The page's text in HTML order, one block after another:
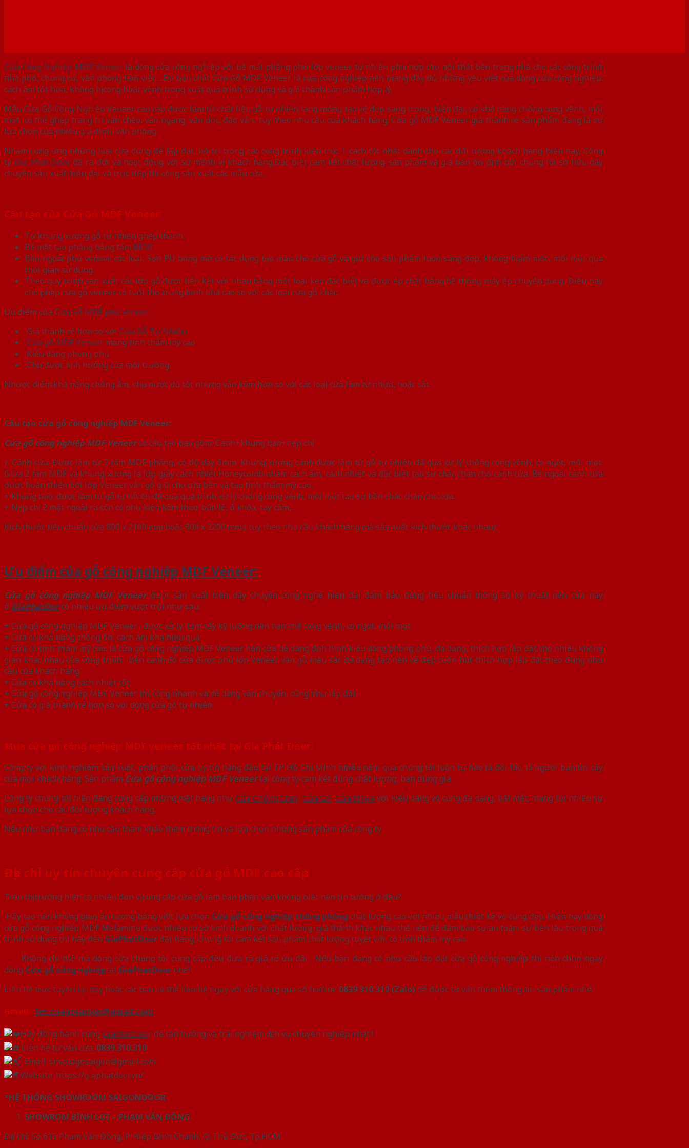
Cửa Công Nghiệp MDF Veneerlà dòng cửa công nghiệp với bề mặt phẳng phủ lớp veneer tự nhiên phù hợp cho nội thất bên trong nhà cho các công trình
nhà phố, chung cư, văn phòng làm việc….Do bản chất Cửa Gỗ MDF Veneer là cửa công nghiệp nên mang đầy đủ những yêu việt của dòng cửa công nghiệp:
cách âm tốt hơn, không bị cong hoặc vênh trong xuất quá trình sử dụng và giá thành sản phẩm hợp lý.
Mẫu Cửa Gỗ Công Nghiệp Veneer cao cấp được làm từ chất liệu gỗ tự nhiên lạng mỏng tạo vẻ đẹp sang trọng, hiện đại, có khả năng chống cong vênh, mối
mọt, có thể ghép trang trí vân chéo, vân ngang, vân dọc, đảo vân.. tùy theo nhu cầu của khách hàng. Cửa gỗ MDF Veneer giá thành rẻ sản phẩm đang là sự
lựa chọn của nhiều gia đình, văn phòng.
Nhằm cung ứng những loại cửa dùng để lắp đặt, bố trí trong các công trình kiến trúc 1 cách tốt nhất dành cho các đối tượng khách hàng hiện nay, Công
ty Gia Phát Doorđã ra đời và hoạt động với sứ mệnh vì khách hàng.Đặc biệt cam kết chất lượng sản phẩm và giá bán ổn định bởi chúng tôi sở hữu dây
chuyền sản xuất hiện đại và trực tiếp thi công sản xuất các mẫu cửa.
Cấu tạo của Cửa Gỗ MDF Veneer:
Từ khung xương gỗ tự nhiên ghép thanh.
Bề mặt tạo phẳng bằng tấm MDF.
Bên ngoài phủ veneer các loại. Sơn PU bóng mờ có tác dụng tạo màu cho cửa gỗ và giữ cho sản phẩm luôn sáng đẹp, không bị ẩm mốc, mối mọt qua
thời gian sử dụng.
Theo quy trình sản xuất các lớp gỗ được liên kết với nhau bằng một loại keo đặc biệt và được ép chặt bằng hệ thống máy ép chuyên dụng. Điều này
cho phép cửa gỗ veneer có tuổi thọ trung bình khá cao so với các loại cửa gỗ khác.
Ưu điểm của Cửa Gỗ MDF phủ veneer:
Giá thành rẻ hơn so với Cửa Gỗ Tự Nhiên
Cửa gỗ MDF Veneer mang tính thẩm mỹ cao
Kiểu dáng phong phú
Chịu được ảnh hưởng của môi trường
Nhược điểm:khả năng chống ẩm, chịu nước dù tốt nhưng vẫn kém hơn so với các loại cửa làm từ nhựa, hoặc sắt.
Cấu tạo cửa gỗ công nghiệp MDF Veneer:
Cửa gỗ công nghiệp MDF Veneercó cấu tạo bao gồm: Cánh+khung bao+nẹp chỉ
+ Cánh cửa: Được làm từ 2 tấm MDF phẳng, có độ dày 6mm. Khung xương cánh được làm từ gỗ tự nhiên đã qua xử lý chống cong vênh, co ngót, mối mọt.
Giữa 2 tấm MDF và khung xương là lớp giấy cách nhiệt Honeycomb nhằm cách âm, cách nhiệt và đặc biệt tạo sự chắc chắn cho cánh cửa. Bề ngoài cánh cửa
được hoàn thiện bởi lớp Veneer vân gỗ giữ cho cửa bền và tạo tính thẩm mỹ cao.
+ Khung bao: được làm từ gỗ tự nhiên đã qua quá trình xử lý chống cong vênh, mối mọt tạo sự bền chắc chắn cho cửa.
+ Nẹp chỉ 2 mặt ngoài ra còn có phụ kiện kèm theo: bản lề, ổ khóa, tay cầm,…
Kích thước tiêu chuẩn cửa 800 x 2100 mm hoặc 900 x 2200 mm ( tùy theo nhu cầu khách hàng mà sản xuất kích thước khác nhau)
Ưu điểm của gỗ công nghiệp MDF Veneer:
Cửa gỗ công nghiệp MDF Veneerđược sản xuất trên dây chuyền công nghệ hiện đại đảm bảo đúng tiêu chuẩn thông số kỹ thuật nên cửa này
ở GiaPhatDorcó nhiều ưu điểm vượt trội như sau:
+ Cửa gỗ công nghiệp MDF Veneer : được xử lý, tẩm sấy kỹ lưỡng nên hạn chế cong vênh, co ngót, mối mọt
+ Cửa có khả năng chống ồn, cách âm khá hiệu quả
+ Cửa có tính thẩm mỹ cao: là cửa gỗ công nghiệp MDF Veneer nên cửa dễ dàng định hình kiểu dáng phong phú, đa dạng, thích hợp lắp đặt cho nhiều không
gian khác nhau của công trình. Bên cạnh đó cửa được phủ lớp Veneer vân gỗ màu sắc đa dạng tạo nên vẻ đẹp cuốn hút thích hợp lắp đặt theo đúng nhu
cầu của khách hàng
+ Cửa có khả năng cách nhiệt tốt
+ Cửa gỗ công nghiệp MDF Veneer thi công nhanh và dễ dàng vận chuyển, cũng như lắp đặt
+ Cửa có giá thành rẻ hơn so với dòng cửa gỗ tự nhiên
Mua cửa gỗ công nghiệp MDF veneer tốt nhất tại Gia Phát Door:
Công ty với kinh nghiệm sản xuất, phân phối cửa uy tín hàng đầu tại TP Hồ Chí Minh nhiều năm qua chúng tôi luôn tự hào là đối tác, là người bạn tin cậy
của mọi khách hàng. Sản phẩm Cửa gỗ công nghiệp MDF Veneertại công ty cam kết đúng chất lượng, bán đúng giá.
Công ty chúng tôi hiện đang cung cấp những mặt hàng như Cửa Chống Cháy,Cửa Gỗ, Cửa Nhựa với kiểu dáng vô cùng đa dạng, bắt mắt, mang tới nhiều sự
lựa chọn cho các đối tượng khách hàng.
Nếu như bạn đang có nhu cầu tham khảo thêm thông tin và lựa chọn những sản phẩm của công ty
Địa chỉ uy tín chuyên cung cấp cửa gỗ MDF cao cấp
Trên thị trường hiện có nhiều đơn vị cung cấp cửa gỗ làm bạn phân vân không biết nên tin tưởng ở đâu?
Hãy tạo nên không gian ấn tượng bằng việc lựa chọn Cửa gỗ công nghiệp thông phòng chất lượng cao với nhiều mẫu thiết kế vô cùng đẹp. Hiện nay dòng
cửa gỗ công nghiệp MDF Melamine được nhiều cơ sở kinh doanh với chất lượng, giá thành khác nhau thế nên để đảm bảo sự an toàn, sự bền lâu trong quá
trình sử dụng thì hãy đến GiaPhatDoor đặt hàng, chúng tôi cam kết sản phẩm chất lượng tuyệt vời, có tính thẩm mỹ cao.
Không chỉ thế mà dòng cửa chúng tôi cung cấp đều đưa ra giá rẻ ưu đãi . Nếu bạn đang có nhu cầu lắp đặt cửa gỗ công nghiệp thì nên chọn ngay
dòng Cửa gỗ công nghiệptại GiaPhatDoor nhé! .
Liên hệ trực tuyến tại đây hoặc các bạn có thể liên hệ ngay với cửa hàng qua số hotline 0839 310 310 (Zalo) để được tư vấn thêm thông tin sản phẩm nhé.
Gmail : Sm.cuagosaigon@gmail.com
Hãy đồng hành cùng GiaPhatDoor để tận hưởng và trải nghiệm dịch vụ chuyên nghiệp nhất !
Liên hệ tư vấn cửa: 0839.310.310
Email: sm.cuagosaigon@gmail.com
Website: https://giaphatdoor.vn/
*HỆ THỐNG SHOWROOM SAIGONDOOR
SHOWROM BÌNH LỢI – PHẠM VĂN ĐỒNG
Địa chỉ: Số 615 Phạm Văn Đồng, P. Hiệp Bình Chánh, Q. Thủ Đức, Tp.HCM